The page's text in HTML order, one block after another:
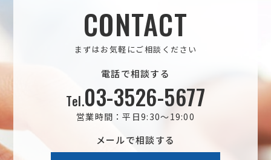
CONTACT
まずはお気軽にご相談ください
電話で相談する
Tel.03-3526-5677
営業時間：平日9:30～19:00
メールで相談する